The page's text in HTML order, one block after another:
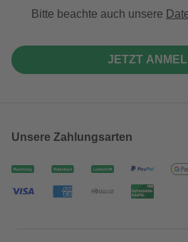
Bitte beachte auch unsere
JETZT
Unsere Zahlungsarten